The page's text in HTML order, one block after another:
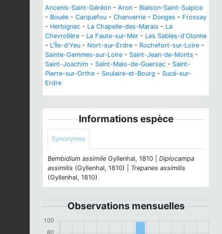
Ancenis-Saint-Géréon - Aron - Blaison-Saint-Sulpice
- Bouée - Carquefou - Chanverrie - Donges - Frossay
- Herbignac - La Chapelle-des-Marais - La
Chevrolière - La Faute-sur-Mer - Les Sables-d'Olonne
- L'Île-d'Yeu - Nort-sur-Erdre - Rochefort-sur-Loire -
Sainte-Gemmes-sur-Loire - Saint-Jean-de-Monts -
Saint-Joachim - Saint-Malo-de-Guersac - Saint-
Pierre-sur-Orthe - Soulaire-et-Bourg - Sucé-sur-
Erdre
Informations espèce
Synonymes
Bembidium assimile Gyllenhal, 1810 | Diplocampa
assimilis (Gyllenhal, 1810) | Trepanes assimilis
(Gyllenhal, 1810)
Observations mensuelles